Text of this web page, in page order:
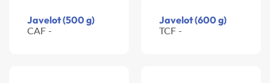
Javelot (500 g)
CAF -
Javelot (600 g)
TCF -